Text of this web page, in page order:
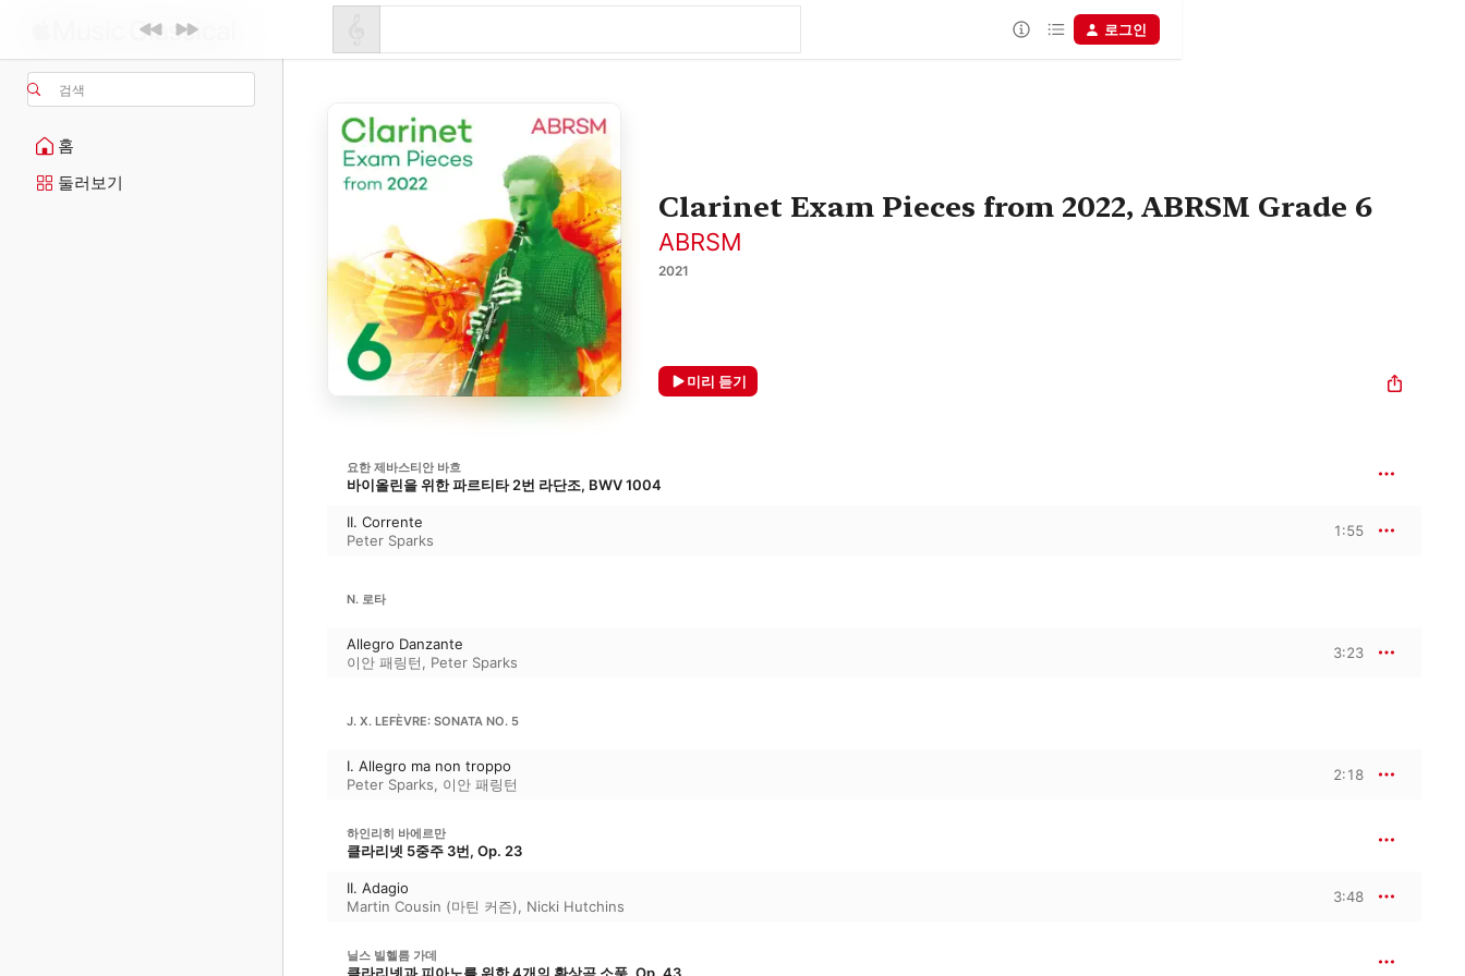
검색
홈
둘러보기
로그인
Clarinet Exam Pieces from 2022, ABRSM Grade 6
ABRSM
2021
미리 듣기
요한 제바스티안 바흐
바이올린을 위한 파르티타 2번 라단조, BWV 1004
II. Corrente
Peter Sparks
1:55
N. 로타
Allegro Danzante
이안 패링턴 , Peter Sparks
3:23
J. X. LEFÈVRE: SONATA NO. 5
I. Allegro ma non troppo
Peter Sparks, 이안 패링턴
2:18
하인리히 바에르만
클라리넷 5중주 3번, Op. 23
II. Adagio
Martin Cousin (마틴 커즌), Nicki Hutchins
3:48
닐스 빌헬름 가데